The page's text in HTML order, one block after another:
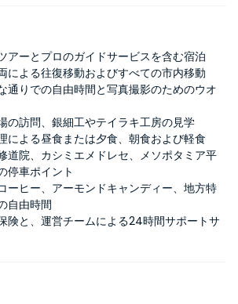
アーとプロのガイドサービスを含む宿泊
による往復移動およびすべての市内移動
通りでの自由時間と写真撮影のためのウオ
の訪問、銀細工やテイラキ工房の見学
による昼食または夕食、朝食および軽食
道院、カシミエメドレセ、メソポタミア平
停車ポイント
ーヒー、アーモンドキャンディー、地方特
自由時間
険と、運営チームによる24時間サポートサ